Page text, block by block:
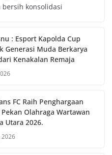
konsolidasi
: Esport Kapolda Cup
Generasi Muda Berkarya
Kenakalan Remaja
FC Raih Penghargaan
Pekan Olahraga Wartawan
Utara 2026.
2026